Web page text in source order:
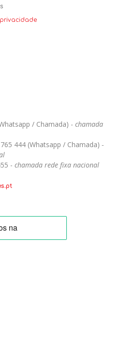
/ Chamada) - chamada
444 (Whatsapp / Chamada) -
- chamada rede fixa nacional